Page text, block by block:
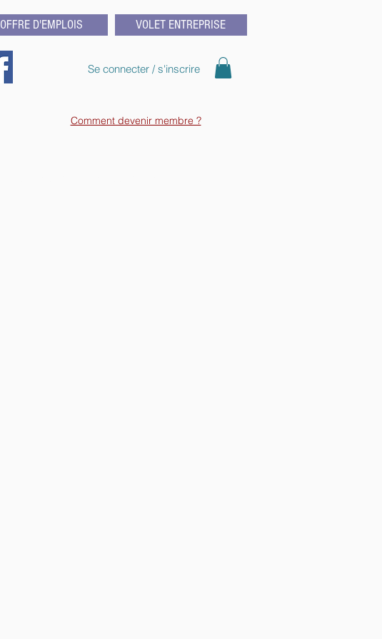
OFFRE D'EMPLOIS VOLET ENTREPRISE
Se connecter / s'inscrire
Comment devenir membre ?